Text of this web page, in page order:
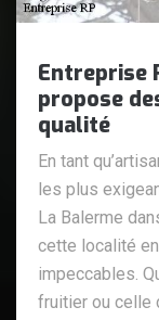
Entreprise
propose
qualité
En tant
les plus
La Balerme
cette localité
impeccables.
fruitier ou celle